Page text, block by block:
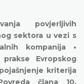
povjerljivih
sektora u vezi s
kompanija •
Evropskog
kriterija
člana 10.